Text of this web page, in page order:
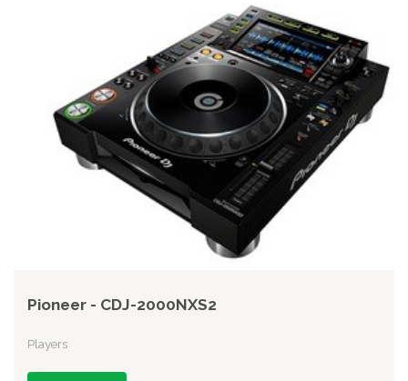
Pioneer - CDJ-2000NXS2
Players